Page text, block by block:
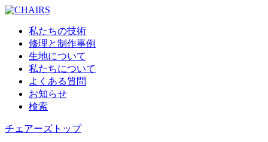
私たちの技術
修理と制作事例
生地について
私たちについて
よくある質問
お知らせ
検索
チェアーズトップ